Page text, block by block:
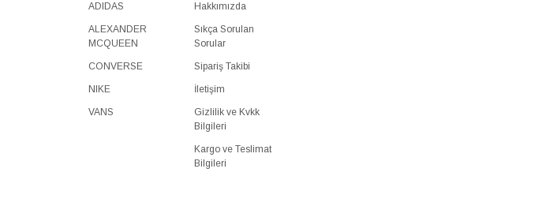
ADIDAS
ALEXANDER
MCQUEEN
CONVERSE
NIKE
VANS
Hakkımızda
Sıkça Sorulan
Sorular
Sipariş Takibi
İletişim
Gizlilik ve Kvkk
Bilgileri
Kargo ve Teslimat
Bilgileri